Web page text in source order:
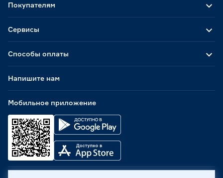
Способы оплаты
Мобильное приложение
Покупателям
Сервисы
Напишите нам